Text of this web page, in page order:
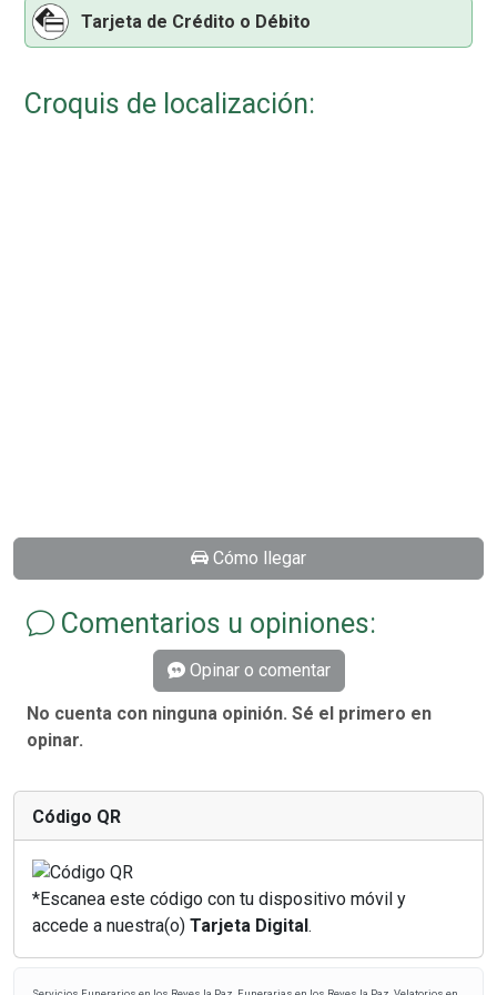
Tarjeta de Crédito o Débito
Croquis de localización:
Cómo llegar
Comentarios u opiniones:
Opinar o comentar
No cuenta con ninguna opinión. Sé el primero en
opinar.
Código QR
*Escanea este código con tu dispositivo móvil y
accede a nuestra(o) Tarjeta Digital.